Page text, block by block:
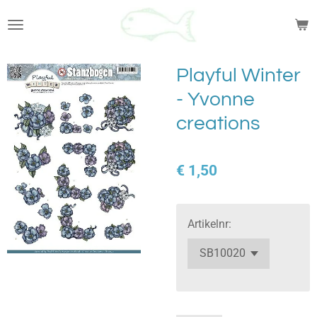
direct
de
hoofdinhoud
Playful Winter
- Yvonne
creations
€ 1,50
Artikelnr: